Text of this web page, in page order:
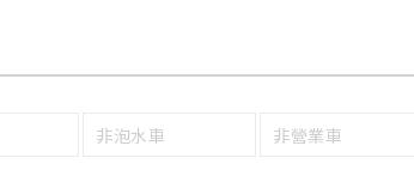
非泡水車 非營業車